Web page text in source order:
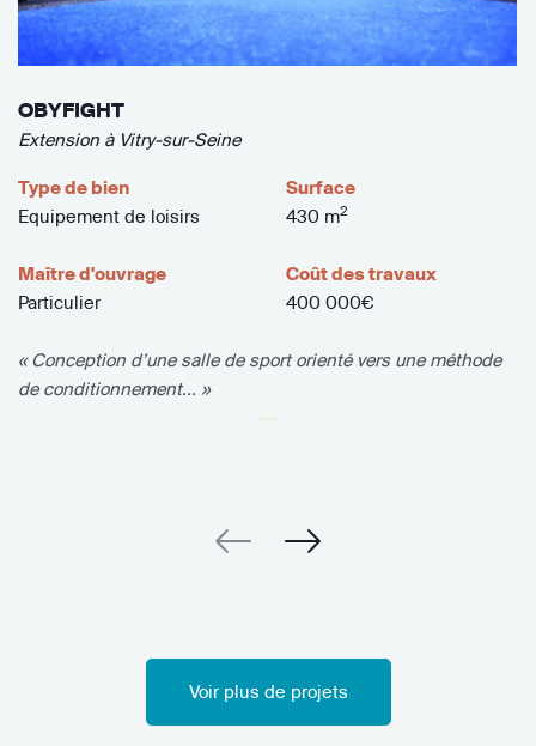
OBYFIGHT
Extension à Vitry-sur-Seine
Type de bien
Equipement de loisirs
Surface
430 m2
Maître d'ouvrage
Particulier
Coût des travaux
400 000€
« Conception d’une salle de sport orienté vers une méthode
de conditionnement... »
Voir plus de projets